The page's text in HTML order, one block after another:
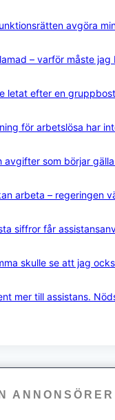
avgöra
– varför måste jag
letat efter en
för arbetslösa har
avgifter som börjar
arbeta – regeringen
siffror får
skulle se att jag
mer till assistans.
ANNONSÖRER